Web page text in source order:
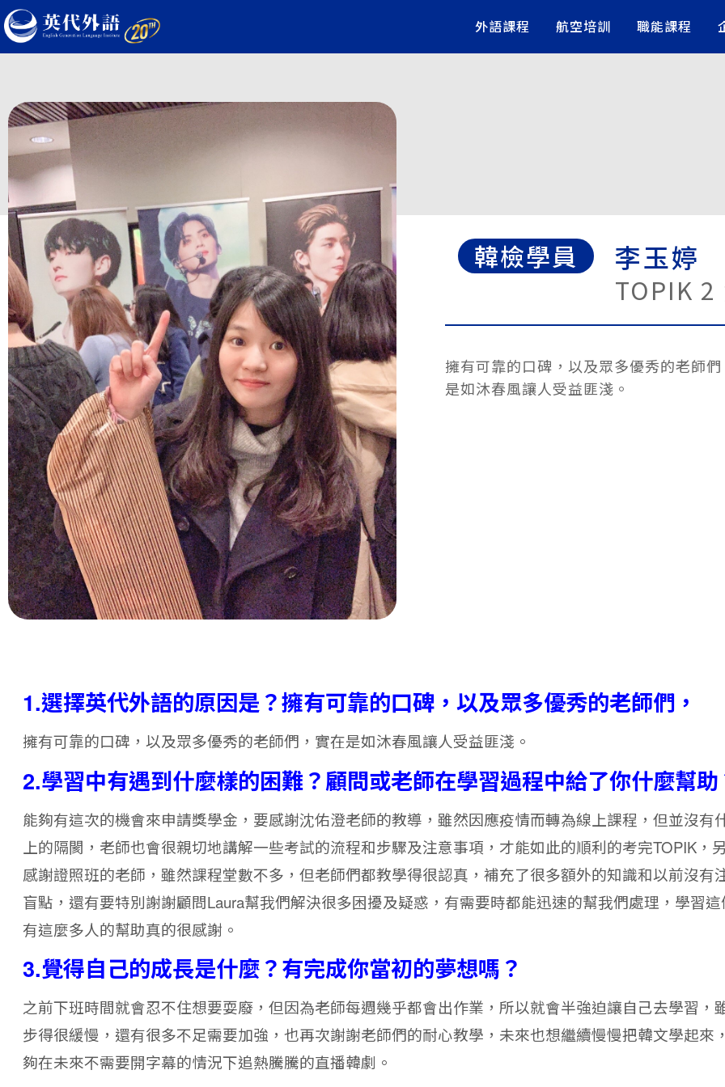
外語課程 航空培訓 職能課程
韓檢學員 李玉婷
TOPIK 2
擁有可靠的口碑，以及眾多優秀的老師
是如沐春風讓人受益匪淺。
1.選擇英代外語的原因是？擁有可靠的口碑，以及眾多優秀的老師們，
擁有可靠的口碑，以及眾多優秀的老師們，實在是如沐春風讓人受益匪淺。
2.學習中有遇到什麼樣的困難？顧問或老師在學習過程中給了你什麼幫助
能夠有這次的機會來申請獎學金，要感謝沈佑澄老師的教導，雖然因應疫情而轉為線上課程，但並沒有
上的隔閡，老師也會很親切地講解一些考試的流程和步驟及注意事項，才能如此的順利的考完TOPIK，
感謝證照班的老師，雖然課程堂數不多，但老師們都教學得很認真，補充了很多額外的知識和以前沒有
盲點，還有要特別謝謝顧問Laura幫我們解決很多困擾及疑惑，有需要時都能迅速的幫我們處理，學習
有這麼多人的幫助真的很感謝。
3.覺得自己的成長是什麼？有完成你當初的夢想嗎？
之前下班時間就會忍不住想要耍廢，但因為老師每週幾乎都會出作業，所以就會半強迫讓自己去學習，
步得很緩慢，還有很多不足需要加強，也再次謝謝老師們的耐心教學，未來也想繼續慢慢把韓文學起來
夠在未來不需要開字幕的情況下追熱騰騰的直播韓劇。